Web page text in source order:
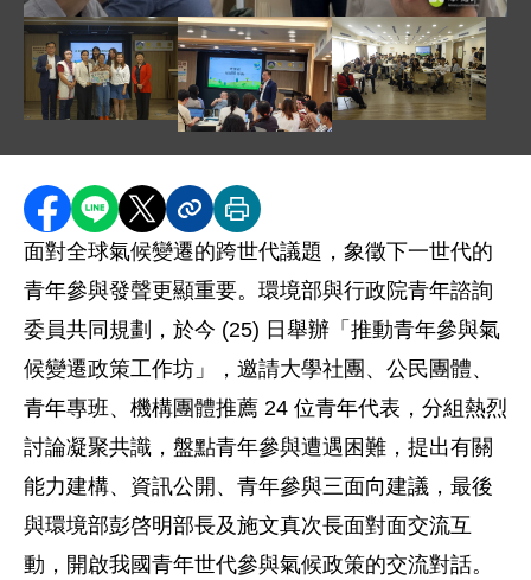
圖片說明：青年參與氣候變遷工作坊 .png
圖片為環境部舉辦「青年參與氣候變遷工作坊」的宣
圖片說明：青年代表與環境部彭部長施次長合照 .jpg
圖片說明：青年氣候
分享至 Facebook
分享到 LINE
分享到 X分享內容連結
列印本頁
面對全球氣候變遷的跨世代議題，象徵下一世代的
青年參與發聲更顯重要。環境部與行政院青年諮詢
委員共同規劃，於今 (25) 日舉辦「推動青年參與氣
候變遷政策工作坊」，邀請大學社團、公民團體、
青年專班、機構團體推薦 24 位青年代表，分組熱烈
討論凝聚共識，盤點青年參與遭遇困難，提出有關
能力建構、資訊公開、青年參與三面向建議，最後
與環境部彭啓明部長及施文真次長面對面交流互
動，開啟我國青年世代參與氣候政策的交流對話。